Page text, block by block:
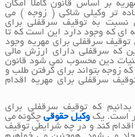
بر اساس قانون کاملا امکان
تر وکیلی شاکی ( زوجه ) می
نسبت به توقیف سرقفلی برای
ای که وجود دارد این است که تا
سرقفلی برای مهریه وجود
که سرقفلی دارای ارزش مالی
دین محسوب نمی شود قانون
زوجه بتواند برای گرفتن طلب و
سرقفلی برای مهریه اقدام
که توقیف سرقفلی برای
است. یک وکیل حقوقی چگونه می
کند و در چه شرایطی توقیف